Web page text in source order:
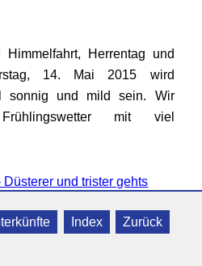
Herrentag und
14. Mai 2015 wird
sonnig und mild sein. Wir
mit viel
und trister gehts
mit einem von tiefen grauen
Index Zurück